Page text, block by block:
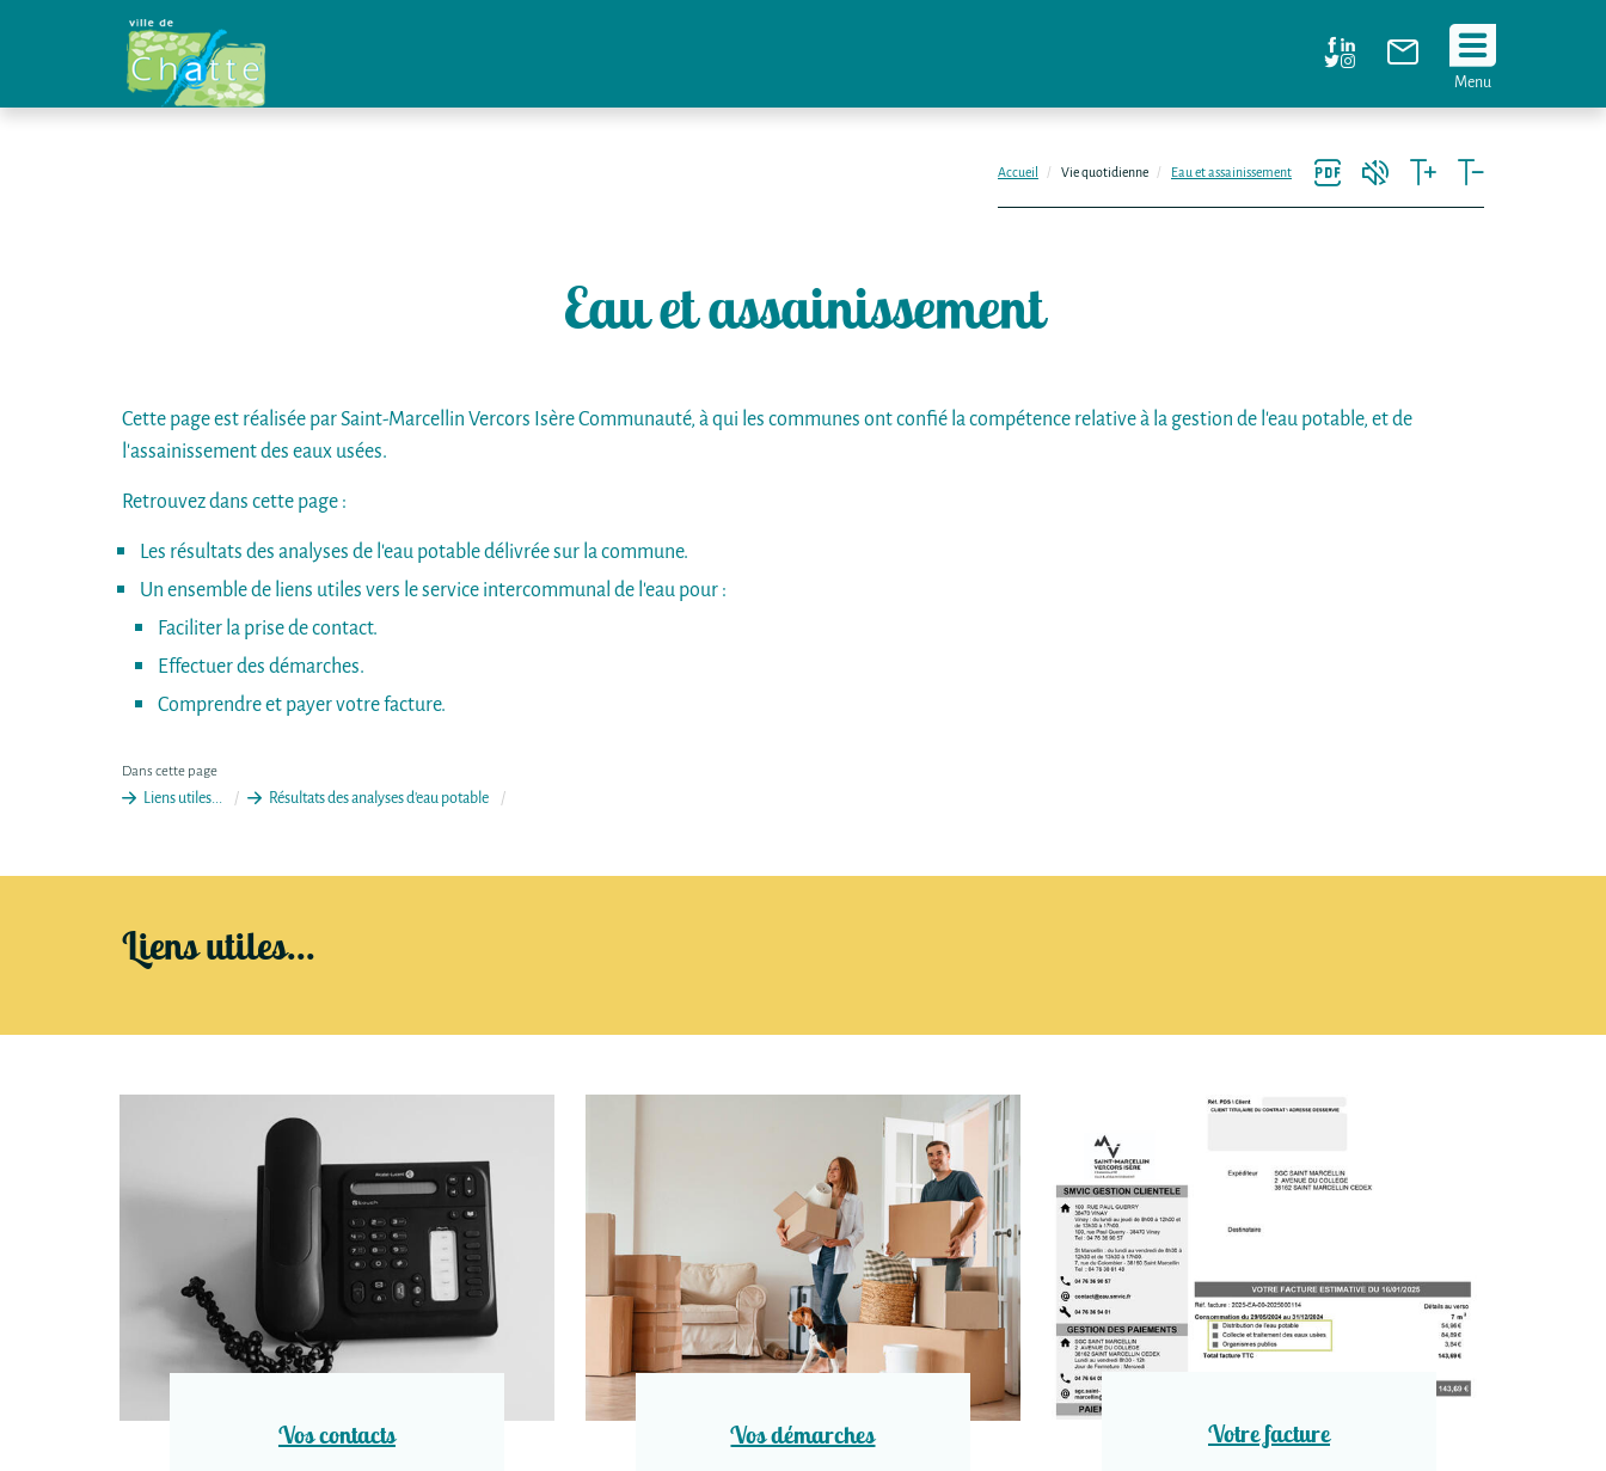
Suivez
!
Menu
Accueil Vie quotidienne Eau et assainissement
Eau et assainissement
Cette page est réalisée par Saint-Marcellin Vercors Isère Communauté, à qui les communes ont confié la compétence relative à la gestion de l'eau potable, et de
l'assainissement des eaux usées.
Retrouvez dans cette page :
Les résultats des analyses de l'eau potable délivrée sur la commune.
Un ensemble de liens utiles vers le service intercommunal de l'eau pour :
Faciliter la prise de contact.
Effectuer des démarches.
Comprendre et payer votre facture.
Dans cette page
Liens utiles... Résultats des analyses d'eau potable
Liens utiles...
Vos contacts Vos démarches Votre facture
Panneau de gestion des cookies